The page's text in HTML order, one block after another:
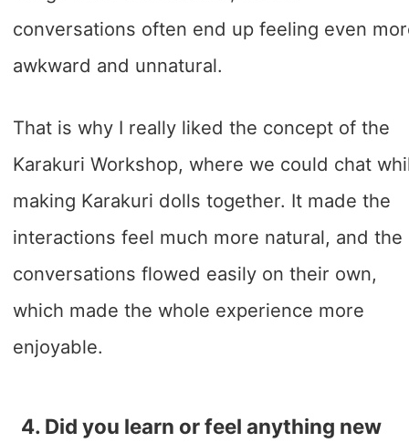
conversations often end up feeling even
awkward and unnatural.
That is why I really liked the concept of the
Karakuri Workshop, where we could chat
making Karakuri dolls together. It made the
interactions feel much more natural, and the
conversations flowed easily on their own,
which made the whole experience more
enjoyable.
4. Did you learn or feel anything new